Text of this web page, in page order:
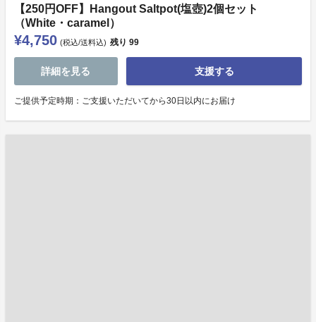
【250円OFF】Hangout Saltpot(塩壺)2個セット
（White・caramel）
¥4,750 (税込/送料込) 残り 99
詳細を見る 支援する
ご提供予定時期：ご支援いただいてから30日以内にお届け